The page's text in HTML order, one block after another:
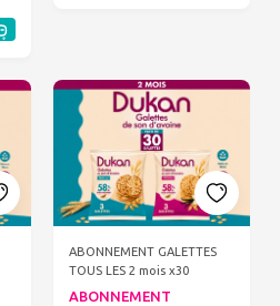
ABONNEMENT GALETTES
TOUS LES 2 mois x30
ABONNEMENT